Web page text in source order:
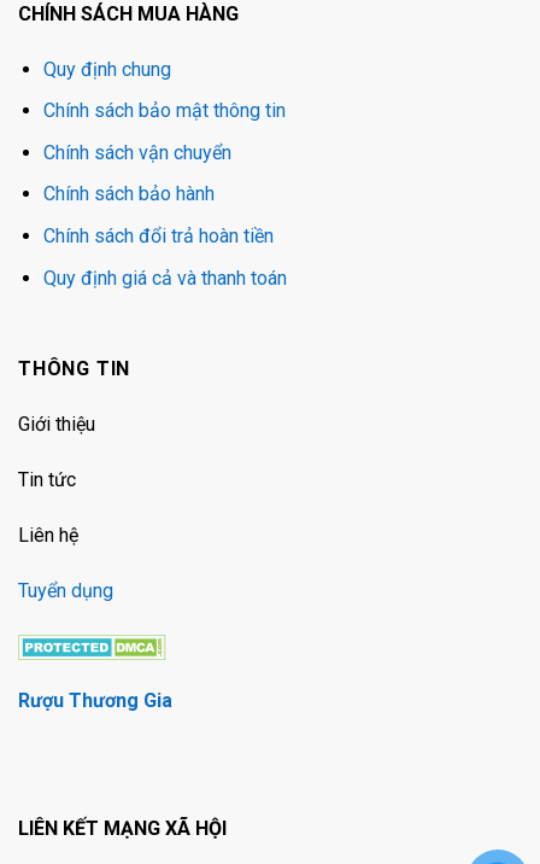
CHÍNH SÁCH MUA HÀNG
Quy định chung
Chính sách bảo mật thông tin
Chính sách vận chuyển
Chính sách bảo hành
Chính sách đổi trả hoàn tiền
Quy định giá cả và thanh toán
THÔNG TIN
Giới thiệu
Tin tức
Liên hệ
Tuyển dụng
Rượu Thương Gia
LIÊN KẾT MẠNG XÃ HỘI